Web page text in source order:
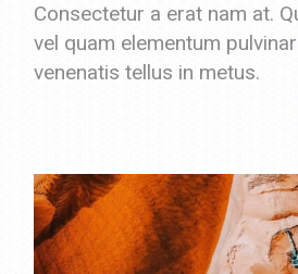
Consectetur a erat nam at.
vel quam elementum
venenatis tellus in metus.